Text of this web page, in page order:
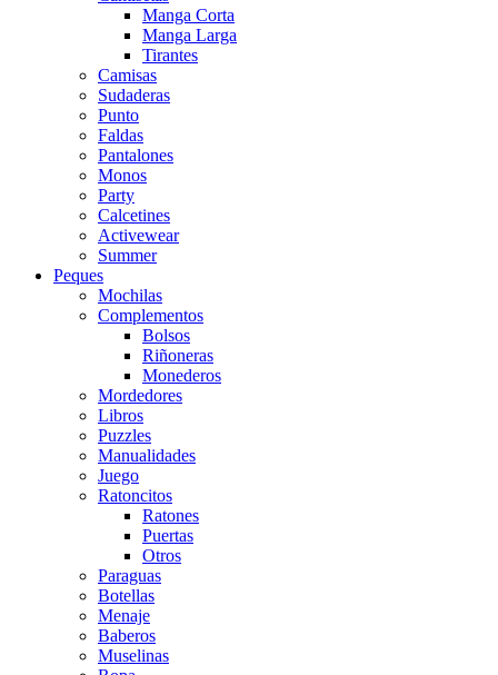
Manga Corta
Manga Larga
Tirantes
Camisas
Sudaderas
Punto
Faldas
Pantalones
Monos
Party
Calcetines
Activewear
Summer
Peques
Mochilas
Complementos
Bolsos
Riñoneras
Monederos
Mordedores
Libros
Puzzles
Manualidades
Juego
Ratoncitos
Ratones
Puertas
Otros
Paraguas
Botellas
Menaje
Baberos
Muselinas